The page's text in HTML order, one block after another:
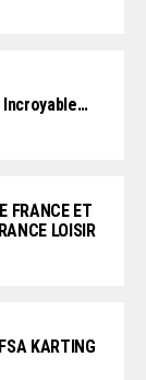
Incroyable…
FRANCE ET
LOISIR
KARTING